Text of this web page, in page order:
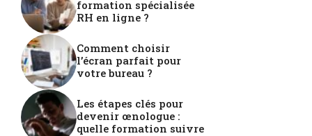
formation spécialisée
RH en ligne ?
Comment choisir
l’écran parfait pour
votre bureau ?
Les étapes clés pour
devenir œnologue :
quelle formation suivre